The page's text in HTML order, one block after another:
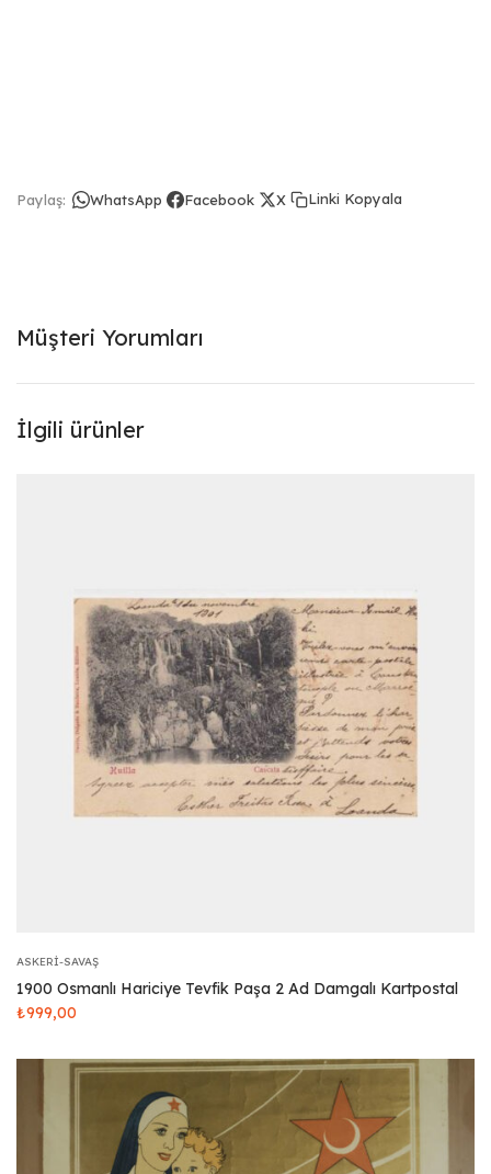
Paylaş: WhatsApp Facebook X Linki Kopyala
Müşteri Yorumları
İlgili ürünler
ASKERI-SAVAŞ
1900 Osmanlı Hariciye Tevfik Paşa 2 Ad Damgalı Kartpostal
₺999,00